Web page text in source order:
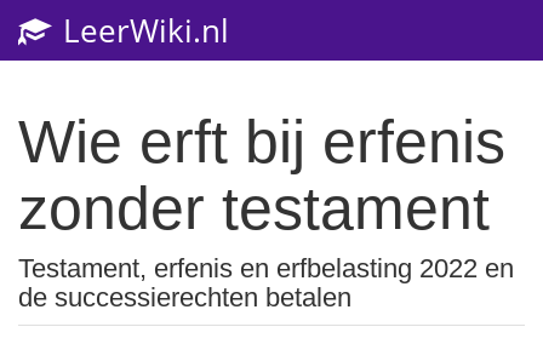
LeerWiki.nl
Wie erft bij erfenis
zonder testament
Testament, erfenis en erfbelasting 2022 en
de successierechten betalen